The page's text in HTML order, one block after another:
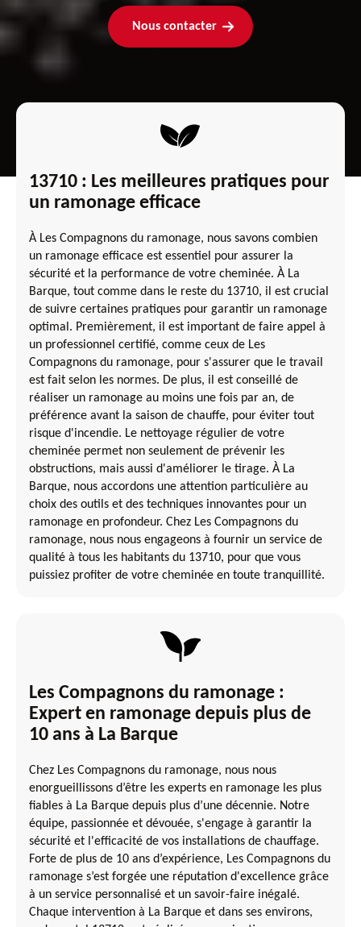
Nous contacter
13710 : Les meilleures pratiques pour
un ramonage efficace
À Les Compagnons du ramonage, nous savons combien
un ramonage efficace est essentiel pour assurer la
sécurité et la performance de votre cheminée. À La
Barque, tout comme dans le reste du 13710, il est crucial
de suivre certaines pratiques pour garantir un ramonage
optimal. Premièrement, il est important de faire appel à
un professionnel certifié, comme ceux de Les
Compagnons du ramonage, pour s'assurer que le travail
est fait selon les normes. De plus, il est conseillé de
réaliser un ramonage au moins une fois par an, de
préférence avant la saison de chauffe, pour éviter tout
risque d'incendie. Le nettoyage régulier de votre
cheminée permet non seulement de prévenir les
obstructions, mais aussi d'améliorer le tirage. À La
Barque, nous accordons une attention particulière au
choix des outils et des techniques innovantes pour un
ramonage en profondeur. Chez Les Compagnons du
ramonage, nous nous engageons à fournir un service de
qualité à tous les habitants du 13710, pour que vous
puissiez profiter de votre cheminée en toute tranquillité.
Les Compagnons du ramonage :
Expert en ramonage depuis plus de
10 ans à La Barque
Chez Les Compagnons du ramonage, nous nous
enorgueillissons d’être les experts en ramonage les plus
fiables à La Barque depuis plus d’une décennie. Notre
équipe, passionnée et dévouée, s'engage à garantir la
sécurité et l'efficacité de vos installations de chauffage.
Forte de plus de 10 ans d’expérience, Les Compagnons du
ramonage s’est forgée une réputation d'excellence grâce
à un service personnalisé et un savoir-faire inégalé.
Chaque intervention à La Barque et dans ses environs,